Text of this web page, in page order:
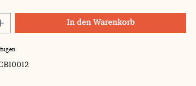
Gib den gewünschten Wert
In den Warenkorb